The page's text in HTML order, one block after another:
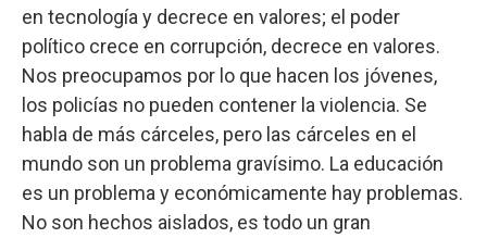
en tecnología y decrece en valores; el poder
político crece en corrupción, decrece en valores.
Nos preocupamos por lo que hacen los jóvenes,
los policías no pueden contener la violencia. Se
habla de más cárceles, pero las cárceles en el
mundo son un problema gravísimo. La educación
es un problema y económicamente hay problemas.
No son hechos aislados, es todo un gran